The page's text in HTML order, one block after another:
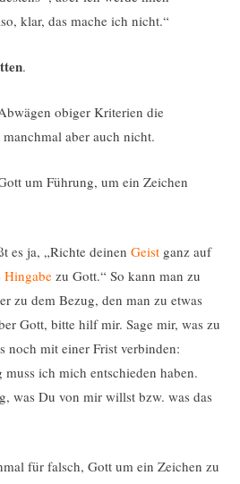
klar, das mache ich nicht.“
.
obiger Kriterien die
aber auch nicht.
um Führung, um ein Zeichen
es ja, „Richte deinen Geist ganz auf
Hingabe zu Gott.“ So kann man zu
zu dem Bezug, den man zu etwas
Gott, bitte hilf mir. Sage mir, was zu
noch mit einer Frist verbinden:
ich mich entschieden haben.
was Du von mir willst bzw. was das
für falsch, Gott um ein Zeichen zu